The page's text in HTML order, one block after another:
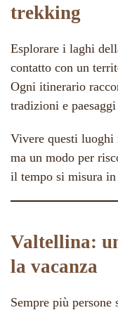
trekking
Esplorare i laghi
contatto con un
Ogni itinerario
tradizioni e
Vivere questi luoghi
ma un modo per
il tempo si misura in
Valtellina:
la vacanza
Sempre più